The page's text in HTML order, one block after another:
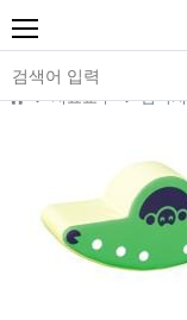
치료교구 감각